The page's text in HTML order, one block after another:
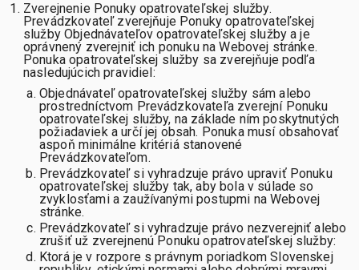
Zverejnenie Ponuky opatrovateľskej služby.
Prevádzkovateľ zverejňuje Ponuky opatrovateľskej
služby Objednávateľov opatrovateľskej služby a je
oprávnený zverejniť ich ponuku na Webovej stránke.
Ponuka opatrovateľskej služby sa zverejňuje podľa
nasledujúcich pravidiel:
Objednávateľ opatrovateľskej služby sám alebo
prostredníctvom Prevádzkovateľa zverejní Ponuku
opatrovateľskej služby, na základe ním poskytnutých
požiadaviek a určí jej obsah. Ponuka musí obsahovať
aspoň minimálne kritériá stanovené
Prevádzkovateľom.
Prevádzkovateľ si vyhradzuje právo upraviť Ponuku
opatrovateľskej služby tak, aby bola v súlade so
zvyklosťami a zaužívanými postupmi na Webovej
stránke.
Prevádzkovateľ si vyhradzuje právo nezverejniť alebo
zrušiť už zverejnenú Ponuku opatrovateľskej služby:
Ktorá je v rozpore s právnym poriadkom Slovenskej